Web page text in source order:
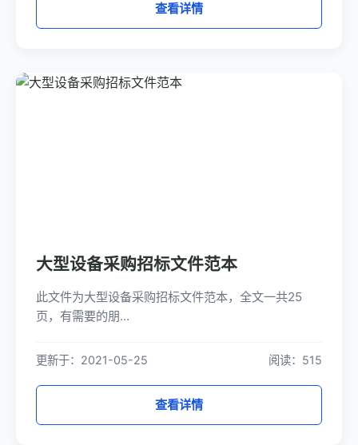
查看详情
大型设备采购招标文件范本
此文件为大型设备采购招标文件范本，全文一共25
页，有需要的朋...
更新于：2021-05-25 阅读：515
查看详情